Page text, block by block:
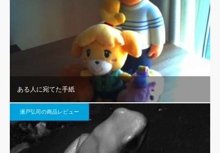
ある人に宛てた手紙
瀬戸弘司の商品レビュー